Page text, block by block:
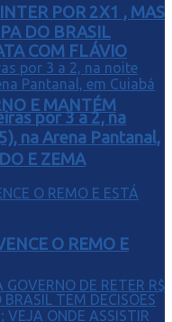
COM FLÁVIO
E MANTÉM
E ZEMA
POR 2X1 , MAS
DO BRASIL
por 3 a 2, na
na Arena Pantanal,
O REMO E